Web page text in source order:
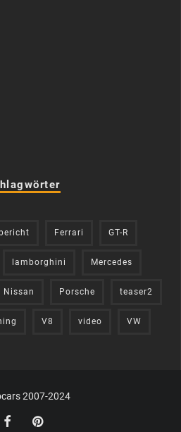
Ferrari GT-R
lamborghini Mercedes
Nissan Porsche teaser2
V8 video VW
2007-2024